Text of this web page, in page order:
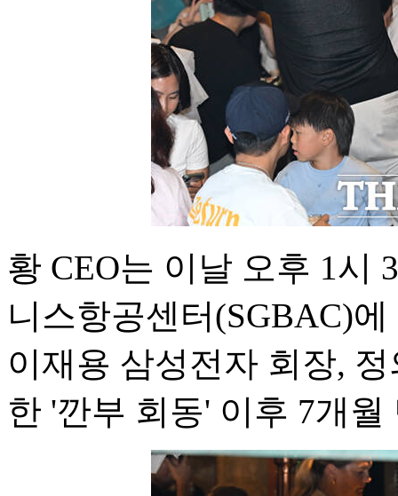
황 CEO는 이날 오후 1시
니스항공센터(SGBAC)
이재용 삼성전자 회장,
한 '깐부 회동' 이후 7개월